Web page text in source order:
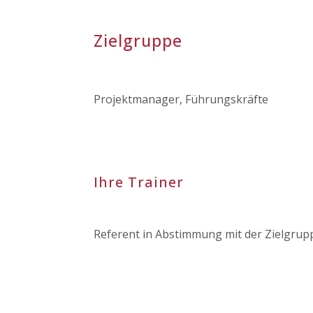
Zielgruppe
Projektmanager, Führungskräfte
Ihre Trainer
Referent in Abstimmung mit der